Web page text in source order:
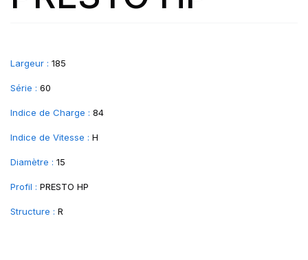
Largeur : 185
Série : 60
Indice de Charge : 84
Indice de Vitesse : H
Diamètre : 15
Profil : PRESTO HP
Structure : R